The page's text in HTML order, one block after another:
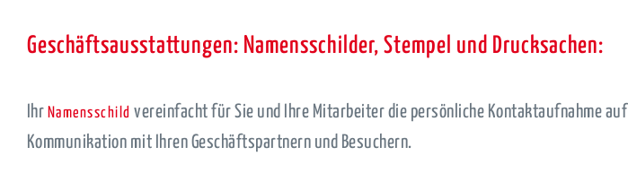
Geschäftsausstattungen: Namensschilder, Stempel und Drucksachen:
Ihr Namensschild vereinfacht für Sie und Ihre Mitarbeiter die persönliche Kontaktaufnahme auf
Kommunikation mit Ihren Geschäftspartnern und Besuchern.